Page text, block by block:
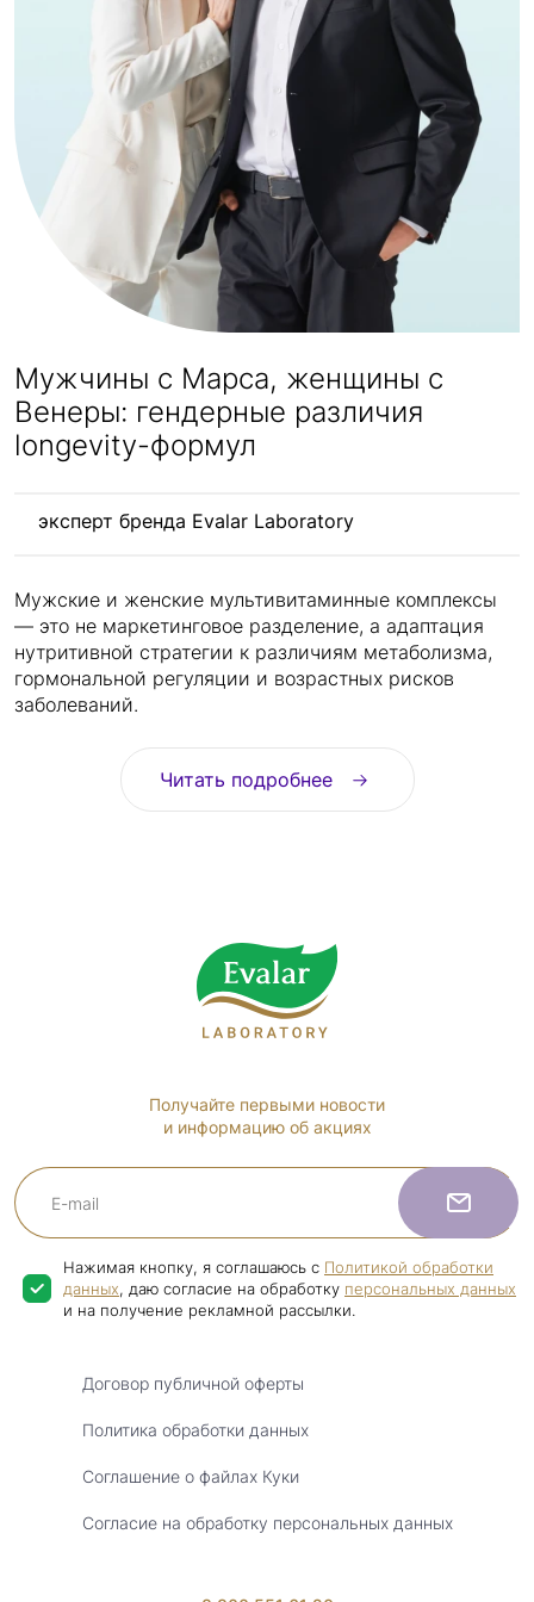
Мужчины с Марса, женщины с
Венеры: гендерные различия
longevity-формул
эксперт бренда Evalar Laboratory
Мужские и женские мультивитаминные комплексы
— это не маркетинговое разделение, а адаптация
нутритивной стратегии к различиям метаболизма,
гормональной регуляции и возрастных рисков
заболеваний.
Читать подробнее
Получайте первыми новости
и информацию об акциях
Нажимая кнопку, я соглашаюсь с Политикой обработки
данных, даю согласие на обработку персональных данных
и на получение рекламной рассылки.
Договор публичной оферты
Политика обработки данных
Соглашение о файлах Куки
Согласие на обработку персональных данных